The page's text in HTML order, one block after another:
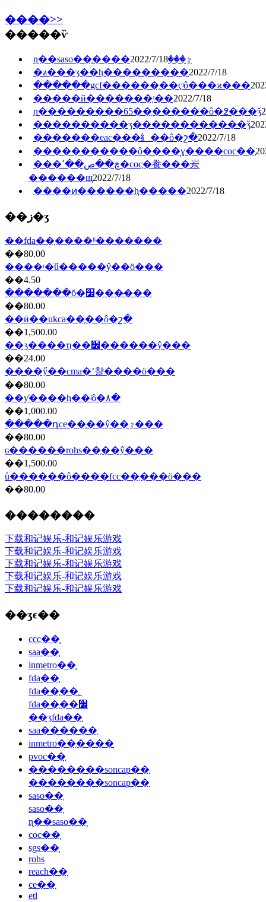
����>>
�����ѷ
ɳ��saso��֤����ٷ���2022/7/18
�ƶ���ʒ��ⱨ���������2022/7/18
�����ֻ�gcf������֤��ҫʲô���ϰ���
�����й�������֤ʵ��2022/7/18
ɳ̲���������65��֤������ô�߶���ǯ
����������ʒ������������ǯ
�������eac���⺯��ô�շ�2022/7/18
�����������ô����̹ɣ����coc��֤
���ڿ��ص��ߵ�coc֤�飬���岽
������щ2022/7/18
����ͷ������ⱨ�����2022/7/18
��ز�ʒ
��fda��֤����ʱ�������
��80.00
����ʳ�ֺű�����ŷ��ö���
��4.50
������ִ�б�׼���̷���
��80.00
��ӣ��ukca��֤��ô�շ�
��1,500.00
��ʒ����ҵ��׼������ŷ���
��24.00
����ӳ��cma�ʼ챨����ö���
��80.00
��ƴ����ⱨ��ʲô�۸�
��1,000.00
�����դce��֤��ŷ��ٷ���
��80.00
ɢ������rohs��֤��ŷ���
��1,500.00
ů������ô����fcc��֤���ö���
��80.00
��������
下载和记娱乐-和记娱乐游戏
下载和记娱乐-和记娱乐游戏
下载和记娱乐-和记娱乐游戏
下载和记娱乐-和记娱乐游戏
下载和记娱乐-和记娱乐游戏
��ʒϵ��
ccc��֤
saa��֤
inmetro��֤
fda��֤
fda��֤��˾
fda��֤��׼
��ʒfda��֤
saa������֤
inmetro��֤����
pvoc��֤
��������soncap��֤
��������soncap��֤
saso��֤
saso��֤
ɳ��saso��֤
coc��֤
sgs��֤
rohs
reach��֤
ce��֤
etl